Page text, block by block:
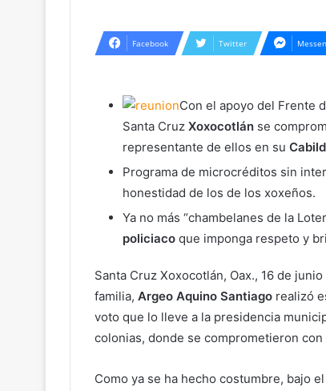
Facebook Twitter
Con el apoyo del Frente
Santa Cruz Xoxocotlán se
representante de ellos en su
Programa de microcréditos sin
honestidad de los de los xoxeños.
Ya no más “chambelanes de la
policiaco que imponga respeto y
Santa Cruz Xoxocotlán, Oax., 16 de
familia, Argeo Aquino Santiago realizó
voto que lo lleve a la presidencia
colonias, donde se comprometieron
Como ya se ha hecho costumbre, bajo